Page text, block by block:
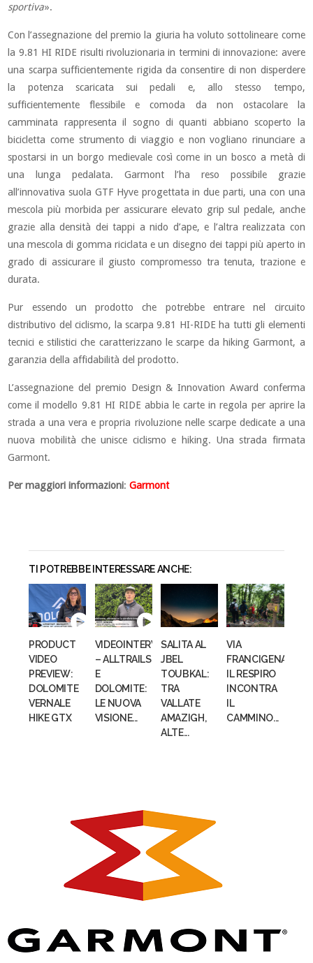
sportiva».
Con l’assegnazione del premio la giuria ha voluto sottolineare come
la 9.81 HI RIDE risulti rivoluzionaria in termini di innovazione: avere
una scarpa sufficientemente rigida da consentire di non disperdere
la potenza scaricata sui pedali e, allo stesso tempo,
sufficientemente flessibile e comoda da non ostacolare la
camminata rappresenta il sogno di quanti abbiano scoperto la
bicicletta come strumento di viaggio e non vogliano rinunciare a
spostarsi in un borgo medievale così come in un bosco a metà di
una lunga pedalata. Garmont l’ha reso possibile grazie
all’innovativa suola GTF Hyve progettata in due parti, una con una
mescola più morbida per assicurare elevato grip sul pedale, anche
grazie alla densità dei tappi a nido d’ape, e l’altra realizzata con
una mescola di gomma riciclata e un disegno dei tappi più aperto in
grado di assicurare il giusto compromesso tra tenuta, trazione e
durata.
Pur essendo un prodotto che potrebbe entrare nel circuito
distributivo del ciclismo, la scarpa 9.81 HI-RIDE ha tutti gli elementi
tecnici e stilistici che caratterizzano le scarpe da hiking Garmont, a
garanzia della affidabilità del prodotto.
L’assegnazione del premio Design & Innovation Award conferma
come il modello 9.81 HI RIDE abbia le carte in regola per aprire la
strada a una vera e propria rivoluzione nelle scarpe dedicate a una
nuova mobilità che unisce ciclismo e hiking. Una strada firmata
Garmont.
Per maggiori informazioni:Garmont
TI POTREBBE INTERESSARE ANCHE:
PRODUCT
VIDEO
PREVIEW:
DOLOMITE
VERNALE
HIKE GTX
VIDEOINTERVISTE
– ALLTRAILS
E
DOLOMITE:
LE NUOVA
VISIONE...
SALITA AL
JBEL
TOUBKAL:
TRA
VALLATE
AMAZIGH,
ALTE...
VIA
FRANCIGENA:
IL RESPIRO
INCONTRA
IL
CAMMINO...